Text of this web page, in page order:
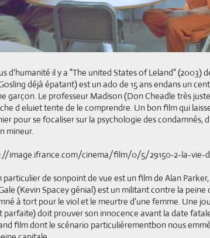
d'humanité il y a "The united States of Leland" (2003)
déjà épatant) est un ado de 15 ans endans un
garçon. Le professeur Madison (Don Cheadle très
d eluiet tente de le comprendre. Un bon film qui
pour se focaliser sur la psychologie des condamnés,
mineur.
particulier de sonpoint de vue est un film de Alan
(Kevin Spacey génial) est un militant contre la peine
à tort pour le viol et le meurtre d'une femme. Une
parfaite) doit prouver son innocence avant la date
film dont le scénario particulièrementbon nous